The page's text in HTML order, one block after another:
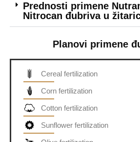
Prednosti primene
Nitrocan đubriva u
Planovi primene
Cereal fertilization
Corn fertilization
Cotton fertilization
Sunflower fertilization